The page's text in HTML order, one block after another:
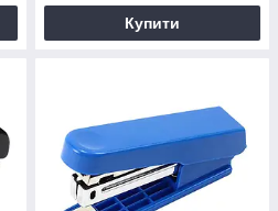
Купити